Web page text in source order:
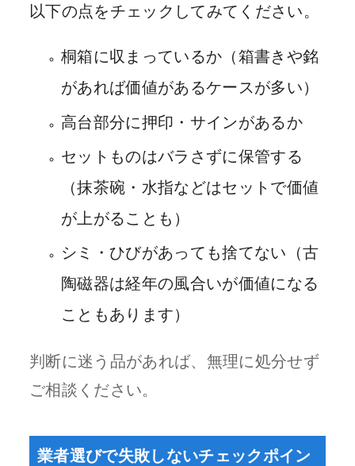
以下の点をチェックしてみてください。
桐箱に収まっているか（箱書きや銘
があれば価値があるケースが多い）
高台部分に押印・サインがあるか
セットものはバラさずに保管する
（抹茶碗・水指などはセットで価値
が上がることも）
シミ・ひびがあっても捨てない（古
陶磁器は経年の風合いが価値になる
こともあります）
判断に迷う品があれば、無理に処分せず
ご相談ください。
業者選びで失敗しないチェックポイン